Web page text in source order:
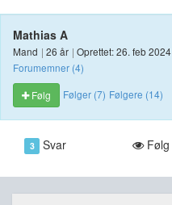
Mathias A
Mand | 26 år | Oprettet: 26. feb 2024
Forumemner (4)
Følg
Følger (7) Følgere (14)
3 Svar Følg